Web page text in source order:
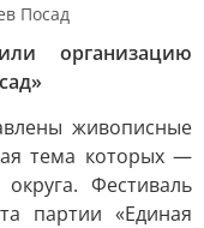
Посад
организацию
живописные
тема которых —
Фестиваль
партии «Единая